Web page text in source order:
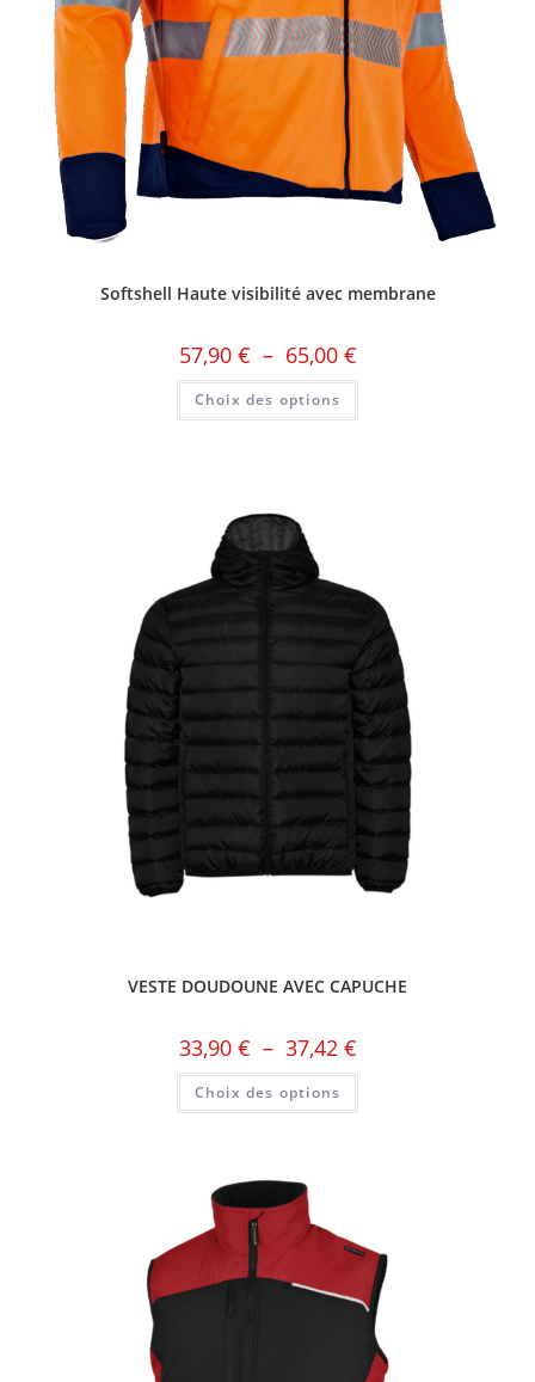
Softshell Haute visibilité avec membrane
57,90 € – 65,00 €
Choix des options
VESTE DOUDOUNE AVEC CAPUCHE
33,90 € – 37,42 €
Choix des options